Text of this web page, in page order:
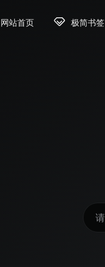
网站首页 极简书签